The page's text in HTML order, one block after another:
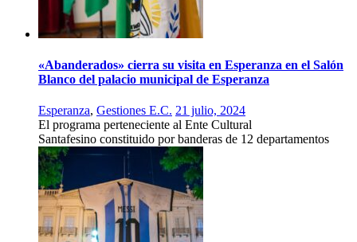
«Abanderados» cierra su visita en Esperanza en el Salón
Blanco del palacio municipal de Esperanza
Esperanza, Gestiones E.C. 21 julio, 2024
El programa perteneciente al Ente Cultural
Santafesino constituido por banderas de 12 departamentos